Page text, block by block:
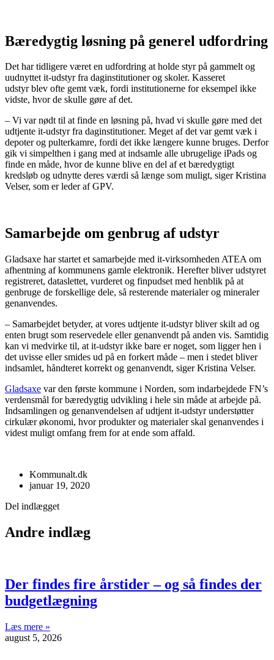
Bæredygtig løsning på generel udfordring
Det har tidligere været en udfordring at holde styr på gammelt og
uudnyttet it-udstyr fra daginstitutioner og skoler. Kasseret
udstyr blev ofte gemt væk, fordi institutionerne for eksempel ikke
vidste, hvor de skulle gøre af det.
– Vi var nødt til at finde en løsning på, hvad vi skulle gøre med det
udtjente it-udstyr fra daginstitutioner. Meget af det var gemt væk i
depoter og pulterkamre, fordi det ikke længere kunne bruges. Derfor
gik vi simpelthen i gang med at indsamle alle ubrugelige iPads og
finde en måde, hvor de kunne blive en del af et bæredygtigt
kredsløb og udnytte deres værdi så længe som muligt, siger Kristina
Velser, som er leder af GPV.
Samarbejde om genbrug af udstyr
Gladsaxe har startet et samarbejde med it-virksomheden ATEA om
afhentning af kommunens gamle elektronik. Herefter bliver udstyret
registreret, dataslettet, vurderet og finpudset med henblik på at
genbruge de forskellige dele, så resterende materialer og mineraler
genanvendes.
– Samarbejdet betyder, at vores udtjente it-udstyr bliver skilt ad og
enten brugt som reservedele eller genanvendt på anden vis. Samtidig
kan vi medvirke til, at it-udstyr ikke bare er noget, som ligger hen i
det uvisse eller smides ud på en forkert måde – men i stedet bliver
indsamlet, håndteret korrekt og genanvendt, siger Kristina Velser.
Gladsaxe var den første kommune i Norden, som indarbejdede FN’s
verdensmål for bæredygtig udvikling i hele sin måde at arbejde på.
Indsamlingen og genanvendelsen af udtjent it-udstyr understøtter
cirkulær økonomi, hvor produkter og materialer skal genanvendes i
videst muligt omfang frem for at ende som affald.
Kommunalt.dk
januar 19, 2020
Del indlægget
Andre indlæg
Der findes fire årstider – og så findes der
budgetlægning
Læs mere »
august 5, 2026